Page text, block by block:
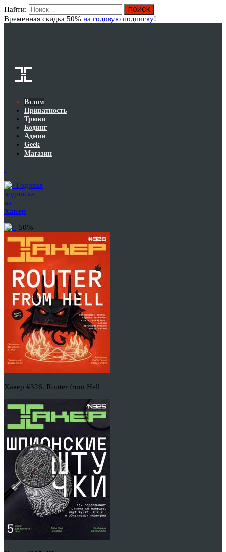
Найти:
Временная скидка 50% на годовую подписку!
Взлом
Приватность
Трюки
Кодинг
Админ
Geek
Магазин
Годовая
подписка
на
Хакер
-50%
Хакер #326. Router from Hell